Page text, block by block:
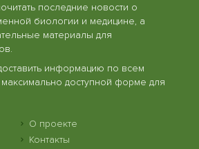
последние новости о
биологии и медицине, а
материалы для
информацию по всем
доступной форме для
О проекте
Контакты